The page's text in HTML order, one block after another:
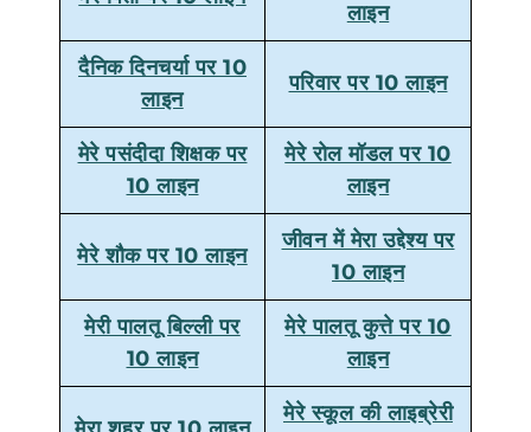
लाइन
दैनिक दिनचर्या पर 10
लाइन
परिवार पर 10 लाइन
मेरे पसंदीदा शिक्षक पर
10 लाइन
मेरे रोल मॉडल पर 10
लाइन
मेरे शौक पर 10 लाइन
जीवन में मेरा उद्देश्य पर
10 लाइन
मेरी पालतू बिल्ली पर
10 लाइन
मेरे पालतू कुत्ते पर 10
लाइन
मेरे स्कूल की लाइब्रेरी